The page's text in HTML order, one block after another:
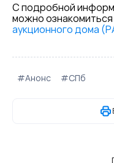
С подробной
можно ознакомиться
аукционного дома
#Анонс #СПб